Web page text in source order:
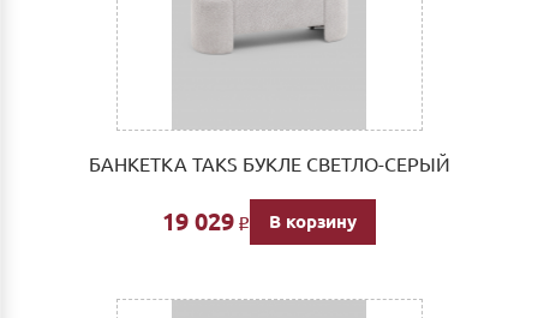
БАНКЕТКА TAKS БУКЛЕ СВЕТЛО-СЕРЫЙ
19 029 Р В корзину